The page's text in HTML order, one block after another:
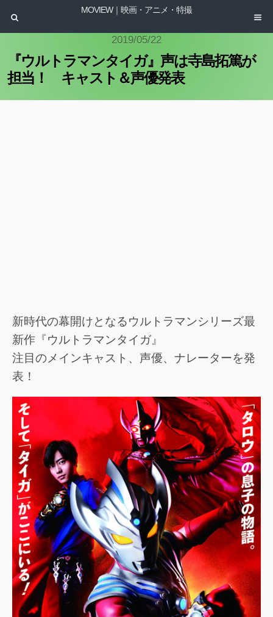
MOVIEW｜映画・アニメ・特撮
2019/05/22
『ウルトラマンタイガ』声は寺島拓篤が
担当！ キャスト＆声優発表
新時代の幕開けとなるウルトラマンシリーズ最
新作『ウルトラマンタイガ』
注目のメインキャスト、声優、ナレーターを発
表！